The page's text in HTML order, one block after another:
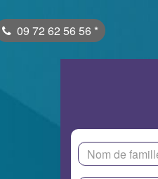
09 72 62 56 56 *